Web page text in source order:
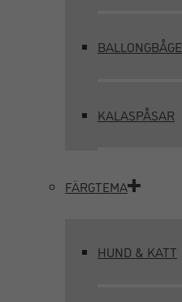
BALLONGBÅGE
KALASPÅSAR
FÄRGTEMA
HUND & KATT